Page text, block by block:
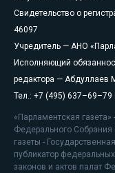
Свидетельство о
46097
Учредитель — АНО
Исполняющий
редактора — Абдуллаев
Тел.: +7 (495) 637–69–79
«Парламентская
Федерального
газеты -
публикатор
законов и актов палат